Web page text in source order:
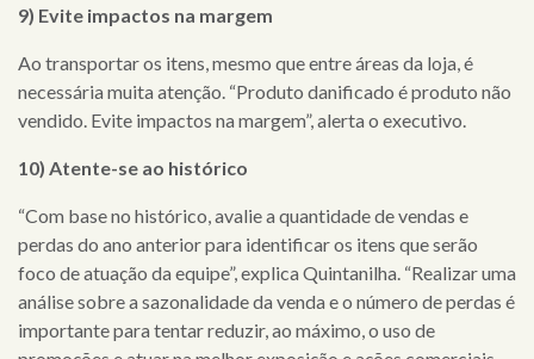
9) Evite impactos na margem
Ao transportar os itens, mesmo que entre áreas da loja, é
necessária muita atenção. “Produto danificado é produto não
vendido. Evite impactos na margem”, alerta o executivo.
10) Atente-se ao histórico
“Com base no histórico, avalie a quantidade de vendas e
perdas do ano anterior para identificar os itens que serão
foco de atuação da equipe”, explica Quintanilha. “Realizar uma
análise sobre a sazonalidade da venda e o número de perdas é
importante para tentar reduzir, ao máximo, o uso de